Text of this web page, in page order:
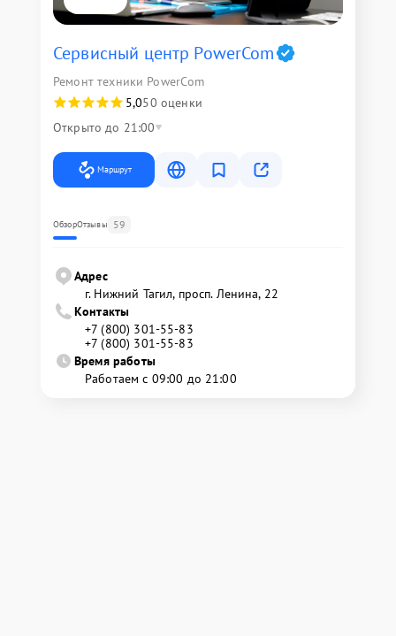
Сервисный центр PowerCom
Ремонт техники PowerCom
5,050 оценки
Открыто до 21:00
Маршрут
ОбзорОтзывы 59
Адрес
г. Нижний Тагил, просп. Ленина, 22
Контакты
+7 (800) 301-55-83
+7 (800) 301-55-83
Время работы
Работаем с 09:00 до 21:00